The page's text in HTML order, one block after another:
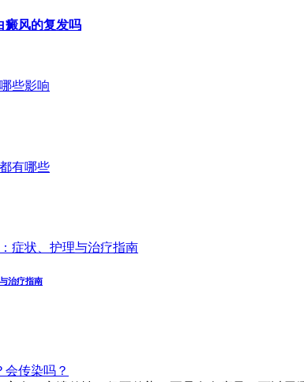
癜风的复发吗
治疗指南
会传染吗？